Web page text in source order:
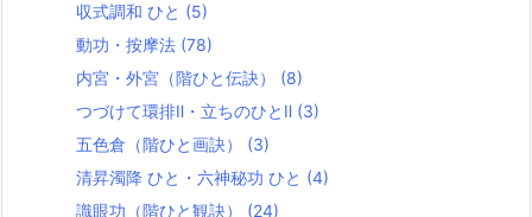
収式調和 ひと (5)
動功・按摩法 (78)
内宮・外宮（階ひと伝訣） (8)
つづけて環排Ⅱ・立ちのひとⅡ (3)
五色倉（階ひと画訣） (3)
清昇濁降 ひと・六神秘功 ひと (4)
識眼功（階ひと観訣） (24)